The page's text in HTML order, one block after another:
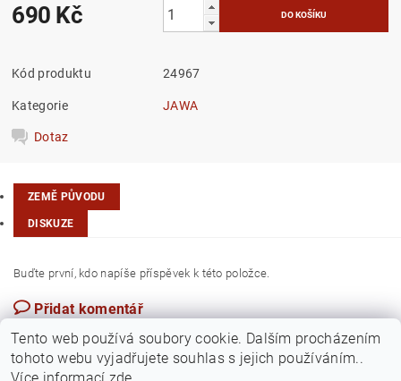
690 Kč
Kód produktu 24967
Kategorie JAWA
Dotaz
ZEMĚ PŮVODU
DISKUZE
Buďte první, kdo napíše příspěvek k této položce.
Přidat komentář
Tento web používá soubory cookie. Dalším procházením
tohoto webu vyjadřujete souhlas s jejich používáním..